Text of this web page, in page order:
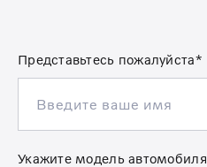
Представьтесь пожалуйста*
Укажите модель автомобиля